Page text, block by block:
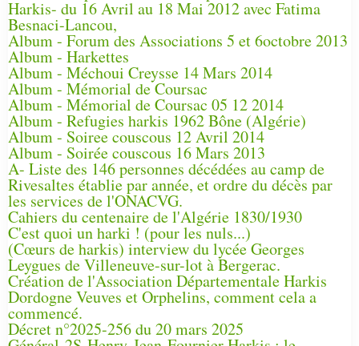
Harkis- du 16 Avril au 18 Mai 2012 avec Fatima
Besnaci-Lancou,
Album - Forum des Associations 5 et 6octobre 2013
Album - Harkettes
Album - Méchoui Creysse 14 Mars 2014
Album - Mémorial de Coursac
Album - Mémorial de Coursac 05 12 2014
Album - Refugies harkis 1962 Bône (Algérie)
Album - Soiree couscous 12 Avril 2014
Album - Soirée couscous 16 Mars 2013
A- Liste des 146 personnes décédées au camp de
Rivesaltes établie par année, et ordre du décès par
les services de l'ONACVG.
Cahiers du centenaire de l'Algérie 1830/1930
C'est quoi un harki ! (pour les nuls...)
(Cœurs de harkis) interview du lycée Georges
Leygues de Villeneuve-sur-lot à Bergerac.
Création de l'Association Départementale Harkis
Dordogne Veuves et Orphelins, comment cela a
commencé.
Décret n°2025-256 du 20 mars 2025